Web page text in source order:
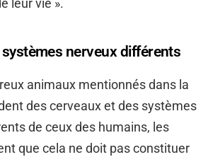
leur vie ».
nerveux différents
animaux mentionnés dans la
des cerveaux et des systèmes
de ceux des humains, les
que cela ne doit pas constituer